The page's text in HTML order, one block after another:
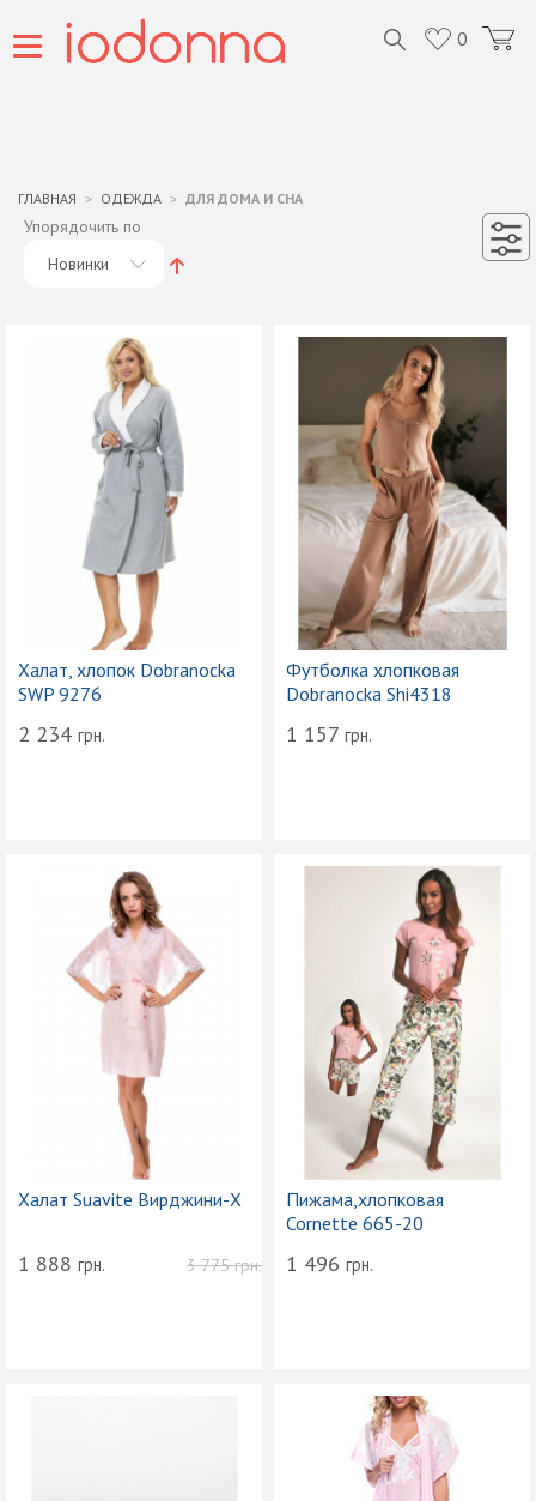
0
ГЛАВНАЯ ОДЕЖДА ДЛЯ ДОМА И СНА
Упорядочить по
Новинки
Халат, хлопок Dobranocka
SWP 9276
2 234 грн.
Футболка хлопковая
Dobranocka Shi4318
1 157 грн.
Халат Suavite Вирджини-Х
3 775грн.
1 888 грн.
Пижама,хлопковая
Cornette 665-20
1 496 грн.